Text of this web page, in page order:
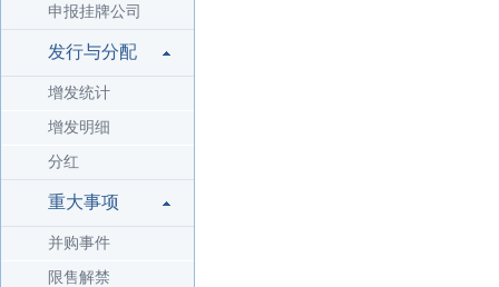
申报挂牌公司
发行与分配
增发统计
增发明细
分红
重大事项
并购事件
限售解禁